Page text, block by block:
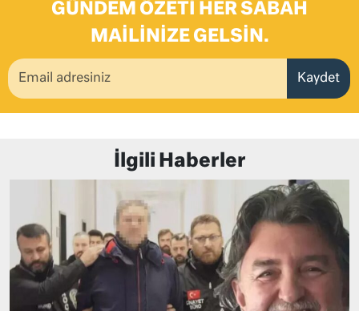
GÜNDEM ÖZETI HER SABAH
MAILINIZE GELSIN.
Kaydet
İlgili Haberler